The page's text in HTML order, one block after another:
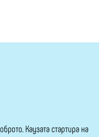
Каузата стартира на